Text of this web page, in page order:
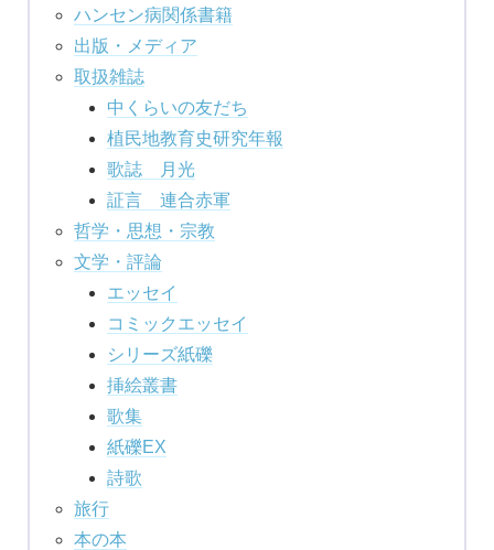
ハンセン病関係書籍
出版・メディア
取扱雑誌
中くらいの友だち
植民地教育史研究年報
歌誌 月光
証言 連合赤軍
哲学・思想・宗教
文学・評論
エッセイ
コミックエッセイ
シリーズ紙礫
挿絵叢書
歌集
紙礫EX
詩歌
旅行
本の本